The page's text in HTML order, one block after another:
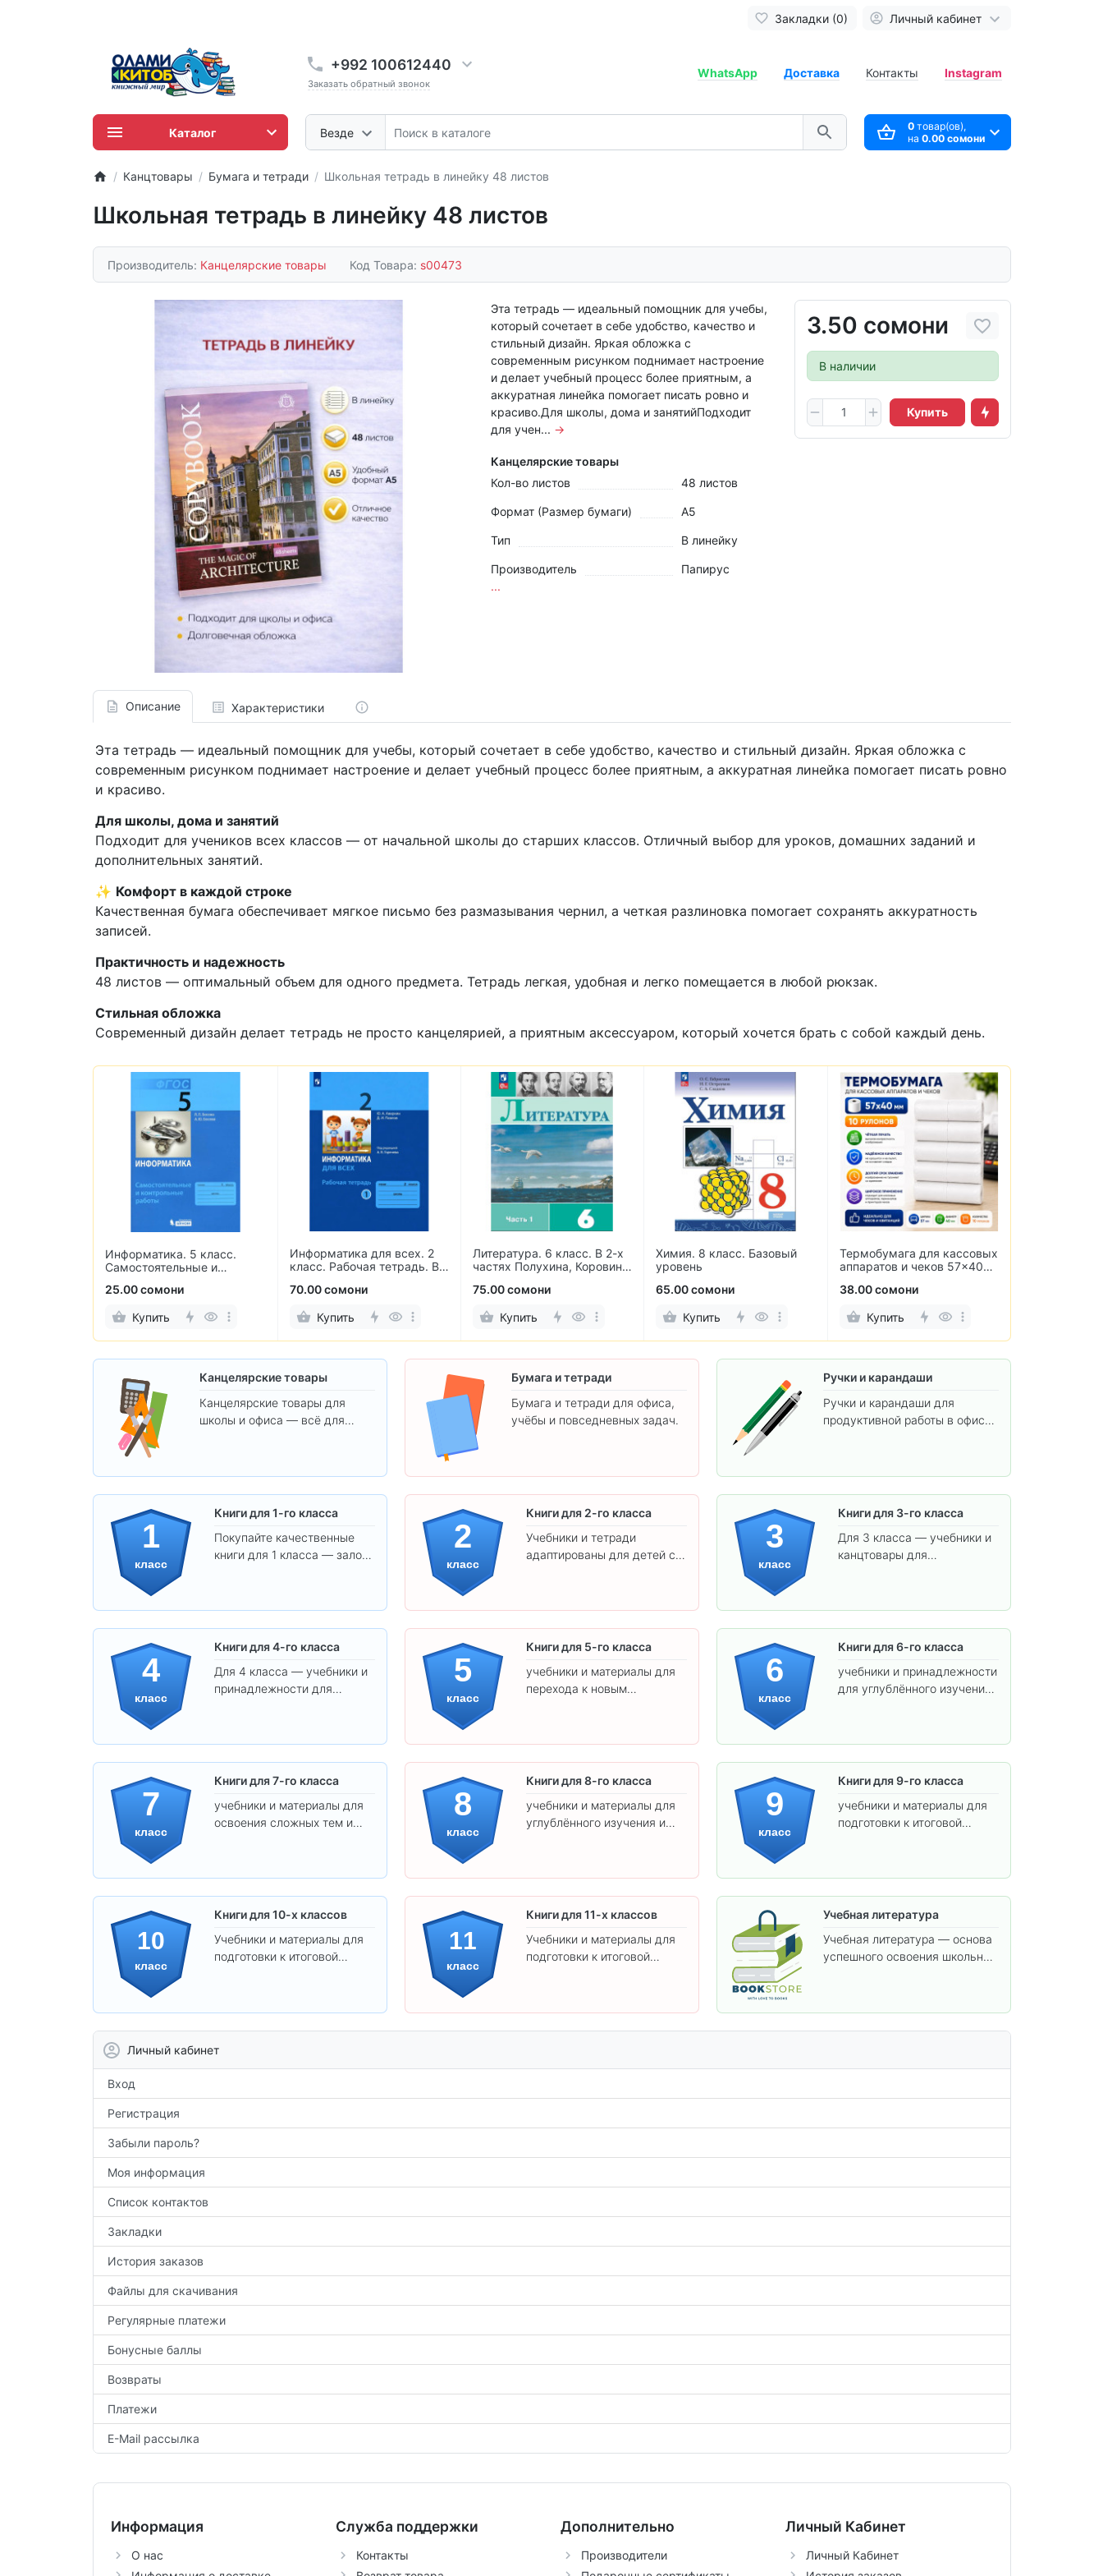
Закладки (0) Личный кабинет
+992 100612440
Заказать обратный звонок
Везде
WhatsApp Доставка Контакты Instagram
0товар(ов),
на 0.00 сомони
Каталог
Канцтовары Бумага и тетради Школьная тетрадь в линейку 48 листов
Школьная тетрадь в линейку 48 листов
Производитель: Канцелярские товары Код Товара: s00473
3.50 сомони
В наличии
Купить
Эта тетрадь — идеальный помощник для учебы,
который сочетает в себе удобство, качество и
стильный дизайн. Яркая обложка с
современным рисунком поднимает настроение
и делает учебный процесс более приятным, а
аккуратная линейка помогает писать ровно и
красиво.Для школы, дома и занятийПодходит
для учен... →
Канцелярские товары
Кол-во листов
48 листов
Формат (Размер бумаги) А5
Тип В линейку
Производитель
Папирус
...
Описание Характеристики
Эта тетрадь — идеальный помощник для учебы, который сочетает в себе удобство, качество и стильный дизайн. Яркая обложка с
современным рисунком поднимает настроение и делает учебный процесс более приятным, а аккуратная линейка помогает писать ровно
и красиво.
Для школы, дома и занятий
Подходит для учеников всех классов — от начальной школы до старших классов. Отличный выбор для уроков, домашних заданий и
дополнительных занятий.
✨ Комфорт в каждой строке
Качественная бумага обеспечивает мягкое письмо без размазывания чернил, а четкая разлиновка помогает сохранять аккуратность
записей.
Практичность и надежность
48 листов — оптимальный объем для одного предмета. Тетрадь легкая, удобная и легко помещается в любой рюкзак.
Стильная обложка
Современный дизайн делает тетрадь не просто канцелярией, а приятным аксессуаром, который хочется брать с собой каждый день.
Информатика. 5 класс.
Самостоятельные и
25.00 сомони
Купить
Информатика для всех. 2
класс. Рабочая тетрадь. В
70.00 сомони
Купить
Литература. 6 класс. В 2-х
частях Полухина, Коровина,
75.00 сомони
Купить
Химия. 8 класс. Базовый
уровень
65.00 сомони
Купить
Термобумага для кассовых
аппаратов и чеков 57×40
38.00 сомони
Купить
Канцелярские товары
Канцелярские товары для
школы и офиса — всё для
Бумага и тетради
Бумага и тетради для офиса,
учёбы и повседневных задач.
Ручки и карандаши
Ручки и карандаши для
продуктивной работы в офисе
1
класс
Книги для 1-го класса
Покупайте качественные
книги для 1 класса — залог
2
класс
Книги для 2-го класса
Учебники и тетради
адаптированы для детей с
3
класс
Книги для 3-го класса
Для 3 класса — учебники и
канцтовары для
4
класс
Книги для 4-го класса
Для 4 класса — учебники и
принадлежности для
5
класс
Книги для 5-го класса
учебники и материалы для
перехода к новым
6
класс
Книги для 6-го класса
учебники и принадлежности
для углублённого изучения
7
класс
Книги для 7-го класса
учебники и материалы для
освоения сложных тем и
8
класс
Книги для 8-го класса
учебники и материалы для
углублённого изучения и
9
класс
Книги для 9-го класса
учебники и материалы для
подготовки к итоговой
10
класс
Книги для 10-х классов
Учебники и материалы для
подготовки к итоговой
11
класс
Книги для 11-х классов
Учебники и материалы для
подготовки к итоговой
Учебная литература
Учебная литература — основа
успешного освоения школьной
Личный кабинет
Вход
Регистрация
Забыли пароль?
Моя информация
Список контактов
Закладки
История заказов
Файлы для скачивания
Регулярные платежи
Бонусные баллы
Возвраты
Платежи
E-Mail рассылка
Информация
О нас
Служба поддержки
Контакты
Дополнительно
Производители
Личный Кабинет
Личный Кабинет